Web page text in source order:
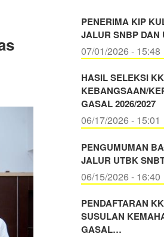
PENERIMA KIP
JALUR SNBP DAN
07/01/2026 - 15:48
HASIL SELEKSI
KEBANGSAAN/
GASAL 2026/2027
06/17/2026 - 15:01
PENGUMUMAN
JALUR UTBK
06/15/2026 - 16:40
PENDAFTARAN
SUSULAN
GASAL…